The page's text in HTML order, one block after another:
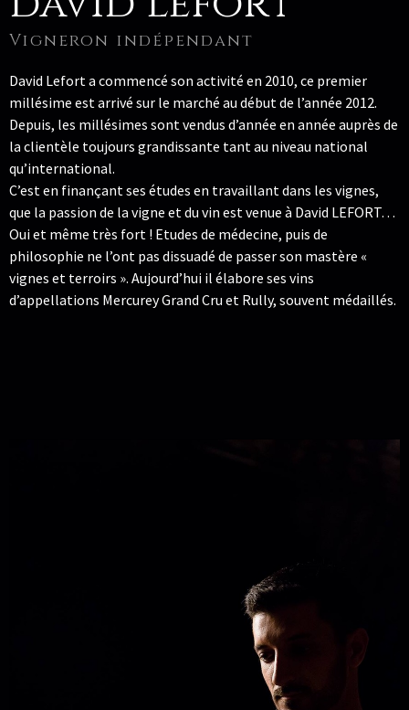
Vigneron indépendant
David Lefort a commencé son activité en 2010, ce premier
millésime est arrivé sur le marché au début de l’année 2012.
Depuis, les millésimes sont vendus d’année en année auprès de
la clientèle toujours grandissante tant au niveau national
qu’international.
C’est en finançant ses études en travaillant dans les vignes,
que la passion de la vigne et du vin est venue à David LEFORT…
Oui et même très fort ! Etudes de médecine, puis de
philosophie ne l’ont pas dissuadé de passer son mastère «
vignes et terroirs ». Aujourd’hui il élabore ses vins
d’appellations Mercurey Grand Cru et Rully, souvent médaillés.